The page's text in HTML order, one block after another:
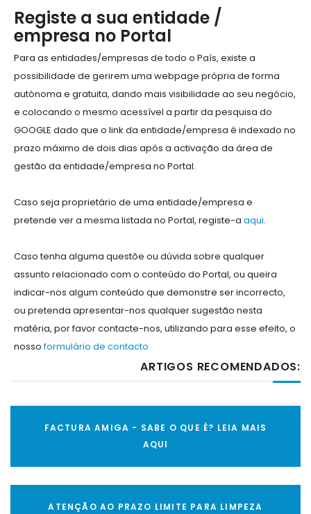
Registe a sua entidade /
empresa no Portal
Para as entidades/empresas de todo o País, existe a
possibilidade de gerirem uma webpage própria de forma
autónoma e gratuita, dando mais visibilidade ao seu negócio,
e colocando o mesmo acessível a partir da pesquisa do
GOOGLE dado que o link da entidade/empresa é indexado no
prazo máximo de dois dias após a activação da área de
gestão da entidade/empresa no Portal.
Caso seja proprietário de uma entidade/empresa e
pretende ver a mesma listada no Portal, registe-a aqui.
Caso tenha alguma questõe ou dúvida sobre qualquer
assunto relacionado com o conteúdo do Portal, ou queira
indicar-nos algum conteúdo que demonstre ser incorrecto,
ou pretenda apresentar-nos qualquer sugestão nesta
matéria, por favor contacte-nos, utilizando para esse efeito, o
nossoformulário de contacto
ARTIGOS RECOMENDADOS:
FACTURA AMIGA - SABE O QUE É? LEIA MAIS
AQUI
ATENÇÃO AO PRAZO LIMITE PARA LIMPEZA